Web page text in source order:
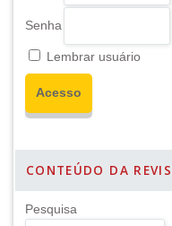
Senha
Lembrar usuário
CONTEÚDO DA
Pesquisa